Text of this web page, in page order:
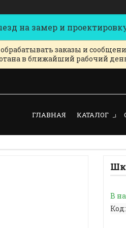
на замер и
заказы и
в ближайший рабочий
ГЛАВНАЯ КАТАЛОГ
В
Код: